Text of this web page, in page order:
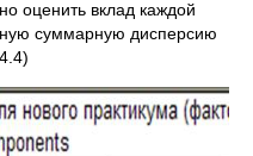
оценить вклад каждой
суммарную дисперсию